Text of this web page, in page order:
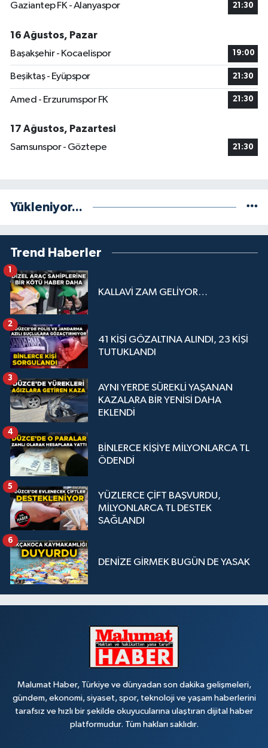
Gaziantep FK - Alanyaspor 21:30
16 Ağustos, Pazar
Başakşehir - Kocaelispor
19:00
Beşiktaş - Eyüpspor 21:30
Amed - Erzurumspor FK 21:30
17 Ağustos, Pazartesi
Samsunspor - Göztepe
21:30
Yükleniyor...
Trend Haberler
KALLAVİ ZAM GELİYOR…
1
41 KİŞİ GÖZALTINA ALINDI, 23 KİŞİ
TUTUKLANDI
2
AYNI YERDE SÜREKLİ YAŞANAN
KAZALARA BİR YENİSİ DAHA
EKLENDİ
3
BİNLERCE KİŞİYE MİLYONLARCA TL
ÖDENDİ
4
YÜZLERCE ÇİFT BAŞVURDU,
MİLYONLARCA TL DESTEK
SAĞLANDI
5
DENİZE GİRMEK BUGÜN DE YASAK
6
Malumat Haber, Türkiye ve dünyadan son dakika gelişmeleri,
gündem, ekonomi, siyaset, spor, teknoloji ve yaşam haberlerini
tarafsız ve hızlı bir şekilde okuyucularına ulaştıran dijital haber
platformudur. Tüm hakları saklıdır.